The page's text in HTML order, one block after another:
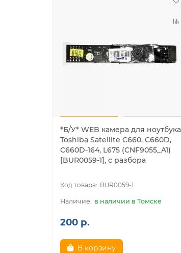
*Б/У* WEB камера для ноутбука
Toshiba Satellite C660, C660D,
C660D-164, L675 (CNF9055_A1)
[BUR0059-1], с разбора
BUR0059-1
в наличии в Томске
200 р.
В корзину